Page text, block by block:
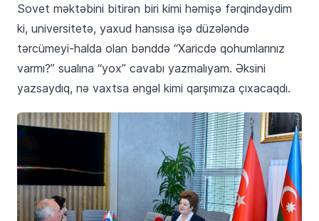
Sovet məktəbini bitirən biri kimi həmişə fərqindəydim
ki, universitetə, yaxud hansısa işə düzələndə
tərcümeyi-halda olan bənddə “Xaricdə qohumlarınız
varmı?” sualına “yox” cavabı yazmalıyam. Əksini
yazsaydıq, nə vaxtsa əngəl kimi qarşımıza çıxacaqdı.